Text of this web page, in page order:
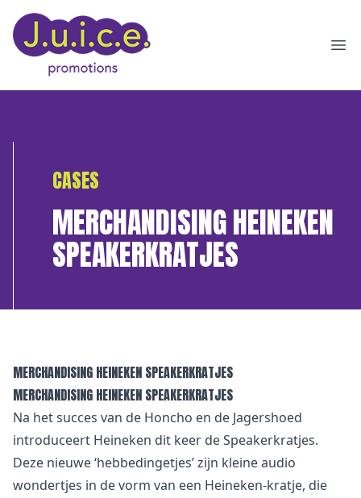
CASES
MERCHANDISING HEINEKEN
SPEAKERKRATJES
MERCHANDISING HEINEKEN SPEAKERKRATJES
MERCHANDISING HEINEKEN SPEAKERKRATJES
Na het succes van de Honcho en de Jagershoed
introduceert Heineken dit keer de Speakerkratjes.
Deze nieuwe ‘hebbedingetjes’ zijn kleine audio
wondertjes in de vorm van een Heineken-kratje, die